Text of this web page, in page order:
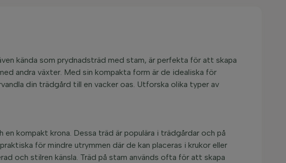
kända som prydnadsträd med stam, är perfekta för att skapa
andra växter. Med sin kompakta form är de idealiska för
din trädgård till en vacker oas. Utforska olika typer av
kompakt krona. Dessa träd är populära i trädgårdar och på
för mindre utrymmen där de kan placeras i krukor eller
och stilren känsla. Träd på stam används ofta för att skapa